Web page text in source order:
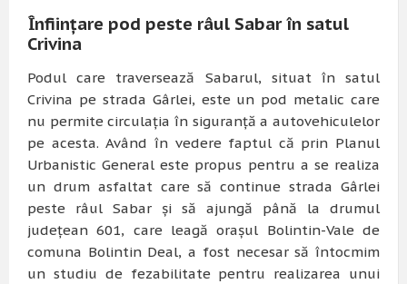
Înființare pod peste râul Sabar în satul
Crivina
Podul care traversează Sabarul, situat în satul
Crivina pe strada Gârlei, este un pod metalic care
nu permite circulația în siguranță a autovehiculelor
pe acesta. Având în vedere faptul că prin Planul
Urbanistic General este propus pentru a se realiza
un drum asfaltat care să continue strada Gârlei
peste râul Sabar și să ajungă până la drumul
județean 601, care leagă orașul Bolintin-Vale de
comuna Bolintin Deal, a fost necesar să întocmim
un studiu de fezabilitate pentru realizarea unui